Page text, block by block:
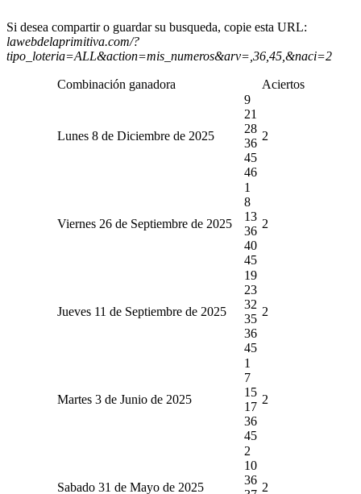
Si desea compartir o guardar su busqueda, copie esta URL:
lawebdelaprimitiva.com/?
tipo_loteria=ALL&action=mis_numeros&arv=,36,45,&naci=2
Combinación ganadora Aciertos
Lunes 8 de Diciembre de 2025
9
21
28
36
45
46
2
Viernes 26 de Septiembre de 2025
1
8
13
36
40
45
2
Jueves 11 de Septiembre de 2025
19
23
32
35
36
45
2
Martes 3 de Junio de 2025
1
7
15
17
36
45
2
Sabado 31 de Mayo de 2025
2
10
36
2